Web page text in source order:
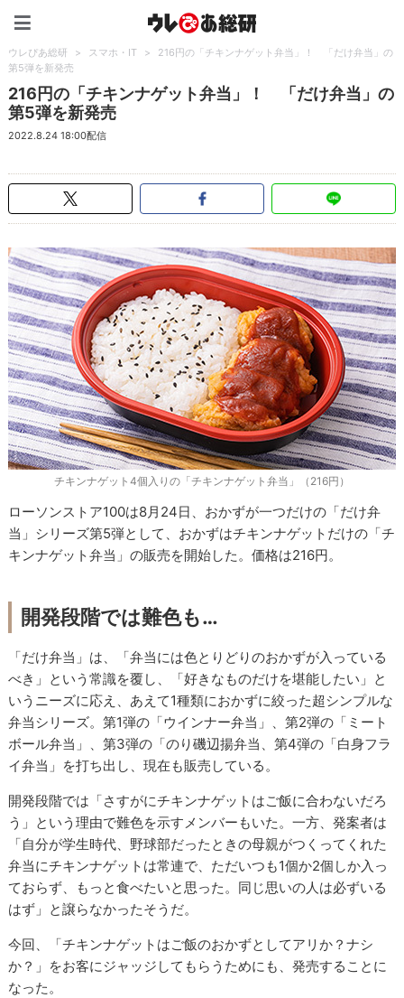
ウレぴあ総研 > スマホ・IT >
216円の「チキンナゲット弁当」！ 「だけ弁当」の
第5弾を新発売
216円の「チキンナゲット弁当」！ 「だけ弁当」の
第5弾を新発売
2022.8.24 18:00配信
チキンナゲット4個入りの「チキンナゲット弁当」（216円）
ローソンストア100は8月24日、おかずが一つだけの「だけ弁
当」シリーズ第5弾として、おかずはチキンナゲットだけの「チ
キンナゲット弁当」の販売を開始した。価格は216円。
開発段階では難色も…
「だけ弁当」は、「弁当には色とりどりのおかずが入っている
べき」という常識を覆し、「好きなものだけを堪能したい」と
いうニーズに応え、あえて1種類におかずに絞った超シンプルな
弁当シリーズ。第1弾の「ウインナー弁当」、第2弾の「ミート
ボール弁当」、第3弾の「のり磯辺揚弁当、第4弾の「白身フラ
イ弁当」を打ち出し、現在も販売している。
開発段階では「さすがにチキンナゲットはご飯に合わないだろ
う」という理由で難色を示すメンバーもいた。一方、発案者は
「自分が学生時代、野球部だったときの母親がつくってくれた
弁当にチキンナゲットは常連で、ただいつも1個か2個しか入っ
ておらず、もっと食べたいと思った。同じ思いの人は必ずいる
はず」と譲らなかったそうだ。
今回、「チキンナゲットはご飯のおかずとしてアリか？ナシ
か？」をお客にジャッジしてもらうためにも、発売することに
なった。